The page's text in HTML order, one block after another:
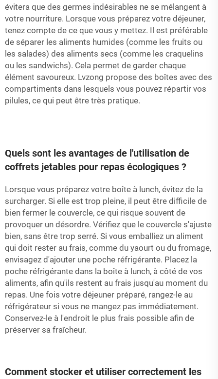
évitera que des germes indésirables ne se mélangent à
votre nourriture. Lorsque vous préparez votre déjeuner,
tenez compte de ce que vous y mettez. Il est préférable
de séparer les aliments humides (comme les fruits ou
les salades) des aliments secs (comme les craquelins
ou les sandwichs). Cela permet de garder chaque
élément savoureux. Lvzong propose des boîtes avec des
compartiments dans lesquels vous pouvez répartir vos
pilules, ce qui peut être très pratique.
Quels sont les avantages de l'utilisation de
coffrets jetables pour repas écologiques ?
Lorsque vous préparez votre boîte à lunch, évitez de la
surcharger. Si elle est trop pleine, il peut être difficile de
bien fermer le couvercle, ce qui risque souvent de
provoquer un désordre. Vérifiez que le couvercle s'ajuste
bien, sans être trop serré. Si vous emballiez un aliment
qui doit rester au frais, comme du yaourt ou du fromage,
envisagez d'ajouter une poche réfrigérante. Placez la
poche réfrigérante dans la boîte à lunch, à côté de vos
aliments, afin qu'ils restent au frais jusqu'au moment du
repas. Une fois votre déjeuner préparé, rangez-le au
réfrigérateur si vous ne mangez pas immédiatement.
Conservez-le à l'endroit le plus frais possible afin de
préserver sa fraîcheur.
Comment stocker et utiliser correctement les